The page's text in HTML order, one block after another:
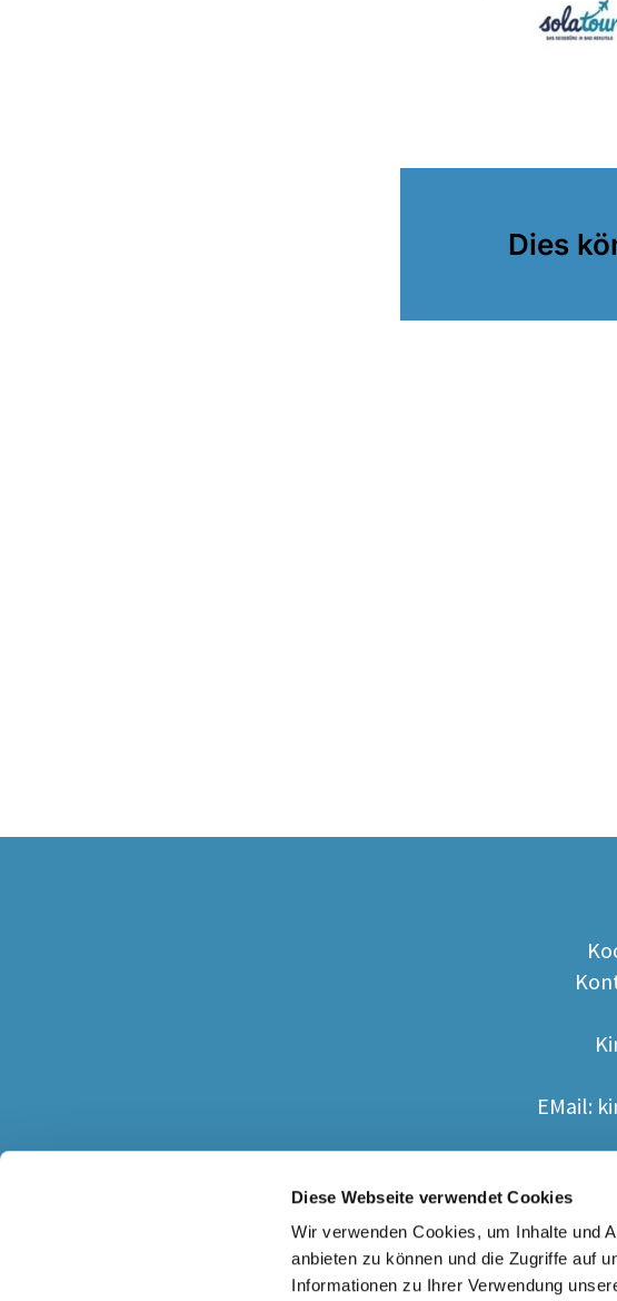
Diese Webseite verwendet Cookies
Wir verwenden Cookies, um Inhalte und
anbieten zu können und die Zugriffe auf
Informationen zu Ihrer Verwendung
Dies
EMail: